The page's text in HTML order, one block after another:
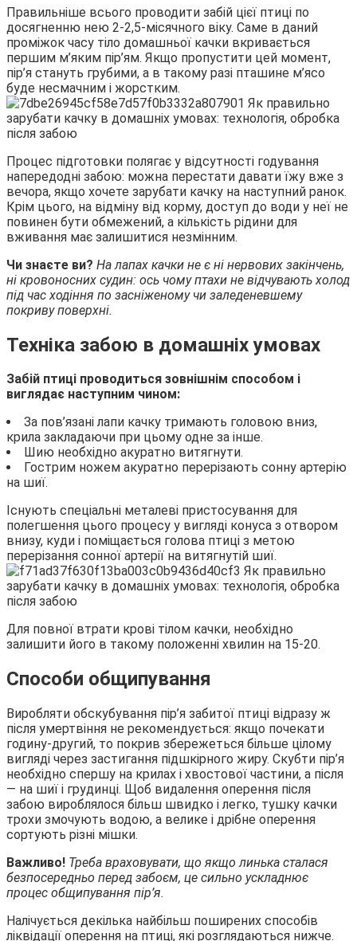
Правильніше всього проводити забій цієї птиці по
досягненню нею 2-2,5-місячного віку. Саме в даний
проміжок часу тіло домашньої качки вкривається
першим м’яким пір’ям. Якщо пропустити цей момент,
пір’я стануть грубими, а в такому разі пташине м’ясо
буде несмачним і жорстким.
Процес підготовки полягає у відсутності годування
напередодні забою: можна перестати давати їжу вже з
вечора, якщо хочете зарубати качку на наступний ранок.
Крім цього, на відміну від корму, доступ до води у неї не
повинен бути обмежений, а кількість рідини для
вживання має залишитися незмінним.
Чи знаєте ви? На лапах качки не є ні нервових закінчень,
ні кровоносних судин: ось чому птахи не відчувають холод
під час ходіння по засніженому чи заледеневшему
покриву поверхні.
Техніка забою в домашніх умовах
Забій птиці проводиться зовнішнім способом і
виглядає наступним чином:
За пов’язані лапи качку тримають головою вниз,
крила закладаючи при цьому одне за інше.
Шию необхідно акуратно витягнути.
Гострим ножем акуратно перерізають сонну артерію
на шиї.
Існують спеціальні металеві пристосування для
полегшення цього процесу у вигляді конуса з отвором
внизу, куди і поміщається голова птиці з метою
перерізання сонної артерії на витягнутій шиї.
Для повної втрати крові тілом качки, необхідно
залишити його в такому положенні хвилин на 15-20.
Способи общипування
Виробляти обскубування пір’я забитої птиці відразу ж
після умертвіння не рекомендується: якщо почекати
годину-другий, то покрив збережеться більше цілому
вигляді через застигання підшкірного жиру. Скубти пір’я
необхідно спершу на крилах і хвостової частини, а після
— на шиї і грудинці. Щоб видалення оперення після
забою вироблялося більш швидко і легко, тушку качки
трохи змочують водою, а велике і дрібне оперення
сортують різні мішки.
Важливо! Треба враховувати, що якщо линька сталася
безпосередньо перед забоєм, це сильно ускладнює
процес общипування пір’я.
Налічується декілька найбільш поширених способів
ліквідації оперення на птиці, які розглядаються нижче.